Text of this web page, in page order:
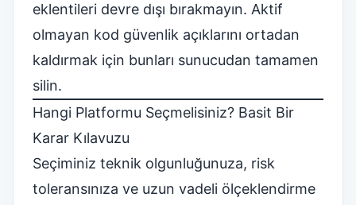
eklentileri devre dışı bırakmayın. Aktif
olmayan kod güvenlik açıklarını ortadan
kaldırmak için bunları sunucudan tamamen
silin.
Hangi Platformu Seçmelisiniz? Basit Bir
Karar Kılavuzu
Seçiminiz teknik olgunluğunuza, risk
toleransınıza ve uzun vadeli ölçeklendirme